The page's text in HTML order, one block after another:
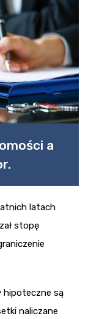
a
latach
stopę
hipoteczne są
naliczane